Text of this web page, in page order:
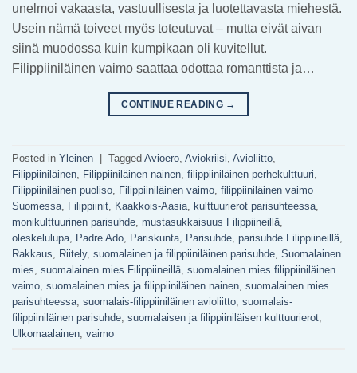
unelmoi vakaasta, vastuullisesta ja luotettavasta miehestä.
Usein nämä toiveet myös toteutuvat – mutta eivät aivan
siinä muodossa kuin kumpikaan oli kuvitellut.
Filippiiniläinen vaimo saattaa odottaa romanttista ja…
CONTINUE READING →
Posted in Yleinen Tagged Avioero, Aviokriisi, Avioliitto,
Filippiiniläinen, Filippiiniläinen nainen, filippiiniläinen perhekulttuuri,
Filippiiniläinen puoliso, Filippiiniläinen vaimo, filippiiniläinen vaimo
Suomessa, Filippiinit, Kaakkois-Aasia, kulttuurierot parisuhteessa,
monikulttuurinen parisuhde, mustasukkaisuus Filippiineillä,
oleskelulupa, Padre Ado, Pariskunta, Parisuhde, parisuhde Filippiineillä,
Rakkaus, Riitely, suomalainen ja filippiiniläinen parisuhde, Suomalainen
mies, suomalainen mies Filippiineillä, suomalainen mies filippiiniläinen
vaimo, suomalainen mies ja filippiiniläinen nainen, suomalainen mies
parisuhteessa, suomalais-filippiiniläinen avioliitto, suomalais-
filippiiniläinen parisuhde, suomalaisen ja filippiiniläisen kulttuurierot,
Ulkomaalainen, vaimo